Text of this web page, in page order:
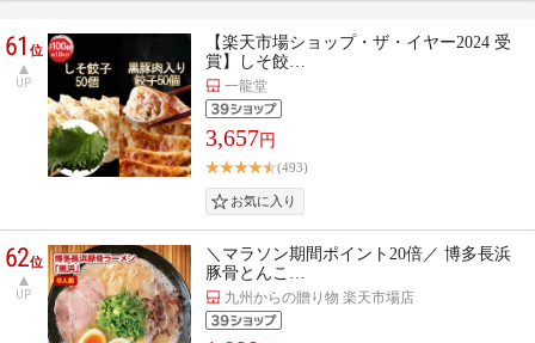
61位
UP
【楽天市場ショップ・ザ・イヤー2024 受
賞】しそ餃…
一龍堂
3,657円
(493)
62位
UP
＼マラソン期間ポイント20倍／ 博多長浜
豚骨とんこ…
九州からの贈り物 楽天市場店